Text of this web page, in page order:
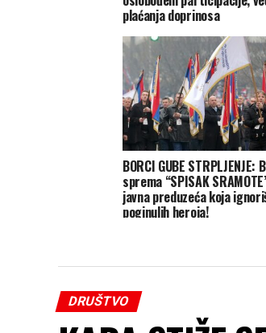
plaćanja doprinosa
BORCI GUBE STRPLJENJE:
sprema “SPISAK
javna preduzeća koja
poginulih heroja!
DRUŠTVO